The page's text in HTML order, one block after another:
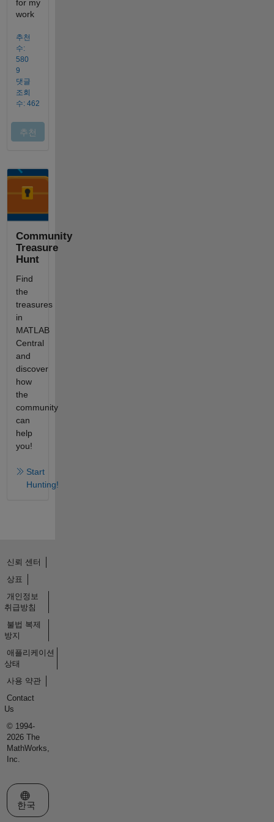
Community
Treasure
Hunt
Find
the
treasures
in
MATLAB
Central
and
discover
how
the
community
can
help
you!
Start
Hunting!
신뢰 센터
상표
개인정보
취급방침
불법 복제
방지
애플리케이션
상태
사용 약관
Contact
Us
© 1994-
2026 The
MathWorks,
Inc.
웹사이트 선택
한국